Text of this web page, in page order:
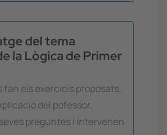
del tema
la Lògica de Primer
fan els exercicis proposats,
del pofessor,
preguntes i intervenen